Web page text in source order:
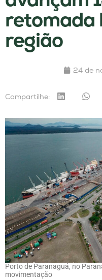
retomada
região
24 de
Compartilhe:
Porto de Paranaguá, no
movimentação